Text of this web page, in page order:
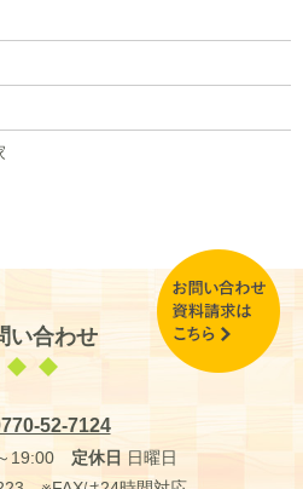
い合わせ
52-7124
19:00 定休日 日曜日